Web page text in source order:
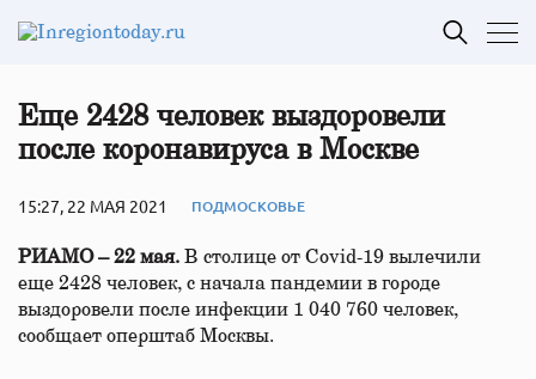
Еще 2428 человек выздоровели
после коронавируса в Москве
15:27, 22 МАЯ 2021 ПОДМОСКОВЬЕ
РИАМО – 22 мая. В столице от Covid-19 вылечили
еще 2428 человек, с начала пандемии в городе
выздоровели после инфекции 1 040 760 человек,
сообщает оперштаб Москвы.